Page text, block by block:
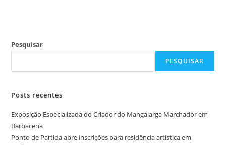
Pesquisar
PESQUISAR
Posts recentes
Exposição Especializada do Criador do Mangalarga Marchador em
Barbacena
Ponto de Partida abre inscrições para residência artística em